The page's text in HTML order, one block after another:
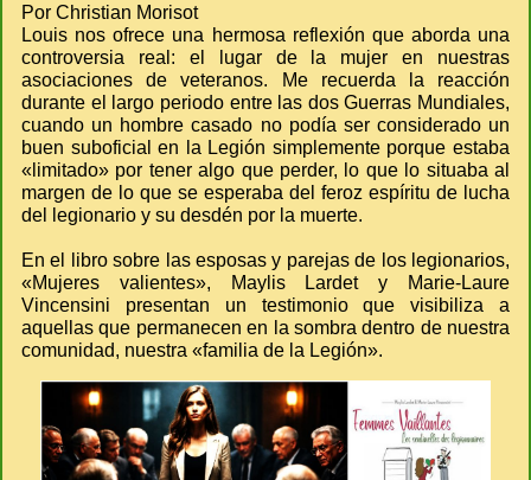
Por Christian Morisot
Louis nos ofrece una hermosa reflexión que aborda una
controversia real: el lugar de la mujer en nuestras
asociaciones de veteranos. Me recuerda la reacción
durante el largo periodo entre las dos Guerras Mundiales,
cuando un hombre casado no podía ser considerado un
buen suboficial en la Legión simplemente porque estaba
«limitado» por tener algo que perder, lo que lo situaba al
margen de lo que se esperaba del feroz espíritu de lucha
del legionario y su desdén por la muerte.
En el libro sobre las esposas y parejas de los legionarios,
«Mujeres valientes», Maylis Lardet y Marie-Laure
Vincensini presentan un testimonio que visibiliza a
aquellas que permanecen en la sombra dentro de nuestra
comunidad, nuestra «familia de la Legión».